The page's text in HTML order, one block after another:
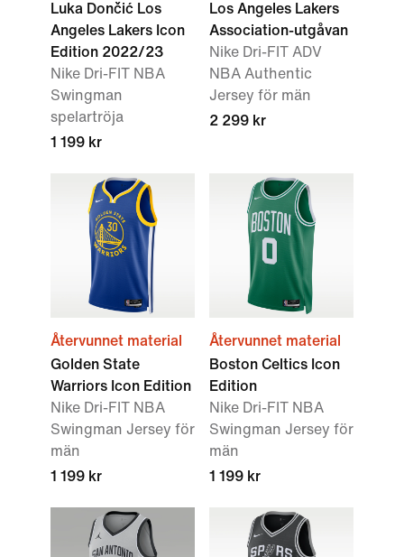
Luka Dončić Los
Angeles Lakers Icon
Edition 2022/23
Nike Dri-FIT NBA
Swingman
spelartröja
1 199 kr
Los Angeles Lakers
Association-utgåvan
Nike Dri-FIT ADV
NBA Authentic
Jersey för män
2 299 kr
Återvunnet material
Golden State
Warriors Icon Edition
Nike Dri-FIT NBA
Swingman Jersey för
män
1 199 kr
Återvunnet material
Boston Celtics Icon
Edition
Nike Dri-FIT NBA
Swingman Jersey för
män
1 199 kr